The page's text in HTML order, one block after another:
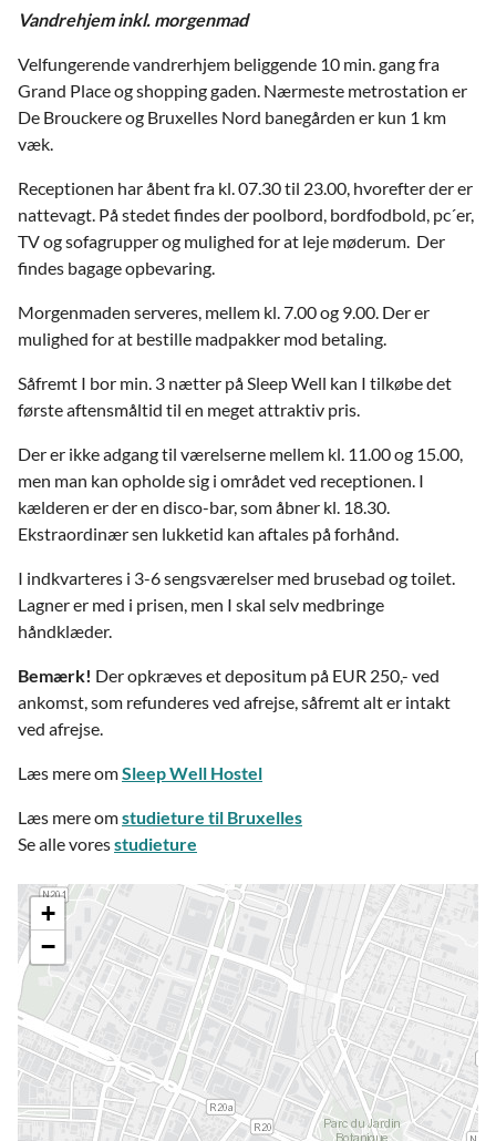
Vandrehjem inkl. morgenmad
Velfungerende vandrerhjem beliggende 10 min. gang fra
Grand Place og shopping gaden. Nærmeste metrostation er
De Brouckere og Bruxelles Nord banegården er kun 1 km
væk.
Receptionen har åbent fra kl. 07.30 til 23.00, hvorefter der er
nattevagt. På stedet findes der poolbord, bordfodbold, pc´er,
TV og sofagrupper og mulighed for at leje møderum. Der
findes bagage opbevaring.
Morgenmaden serveres, mellem kl. 7.00 og 9.00. Der er
mulighed for at bestille madpakker mod betaling.
Såfremt I bor min. 3 nætter på Sleep Well kan I tilkøbe det
første aftensmåltid til en meget attraktiv pris.
Der er ikke adgang til værelserne mellem kl. 11.00 og 15.00,
men man kan opholde sig i området ved receptionen. I
kælderen er der en disco-bar, som åbner kl. 18.30.
Ekstraordinær sen lukketid kan aftales på forhånd.
I indkvarteres i 3-6 sengsværelser med brusebad og toilet.
Lagner er med i prisen, men I skal selv medbringe
håndklæder.
Bemærk! Der opkræves et depositum på EUR 250,- ved
ankomst, som refunderes ved afrejse, såfremt alt er intakt
ved afrejse.
Læs mere omSleep Well Hostel
Læs mere omstudieture til Bruxelles
Se alle voresstudieture
+
−